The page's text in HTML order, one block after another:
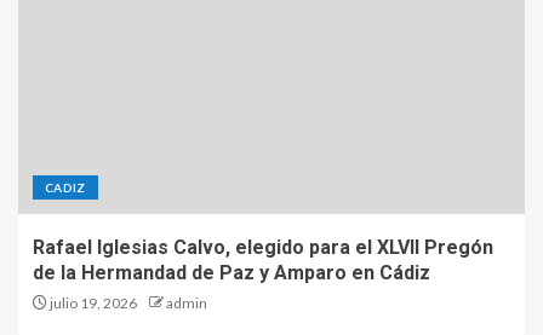
CADIZ
Rafael Iglesias Calvo, elegido para el XLVII Pregón
de la Hermandad de Paz y Amparo en Cádiz
julio 19, 2026 admin